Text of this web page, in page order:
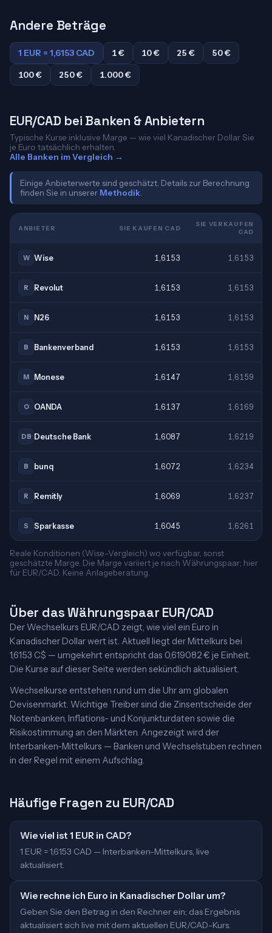
Andere Beträge
1 EUR = 1,6153 CAD 1 € 10 € 25 €
50 €
100 €
250 € 1.000 €
EUR/CAD bei Banken & Anbietern
Typische Kurse inklusive Marge — wie viel Kanadischer Dollar Sie
je Euro tatsächlich erhalten.
Alle Banken im Vergleich →
Einige Anbieterwerte sind geschätzt. Details zur Berechnung
finden Sie in unserer Methodik
ANBIETER SIE KAUFEN CAD
SIE VERKAUFEN
CAD
W Wise 1,6153 1,6153
R Revolut 1,6153 1,6153
N N26 1,6153 1,6153
B Bankenverband 1,6153 1,6153
M Monese 1,6147 1,6159
O OANDA 1,6137 1,6169
DB Deutsche Bank 1,6087 1,6219
B bunq 1,6072 1,6234
R Remitly 1,6069 1,6237
S Sparkasse 1,6045 1,6261
Reale Konditionen (Wise-Vergleich) wo verfügbar, sonst
geschätzte Marge. Die Marge variiert je nach Währungspaar; hier
für EUR/CAD. Keine Anlageberatung.
Über das Währungspaar EUR/CAD
Der Wechselkurs EUR/CAD zeigt, wie viel ein Euro in
Kanadischer Dollar wert ist. Aktuell liegt der Mittelkurs bei
1,6153 C$ — umgekehrt entspricht das 0,619082 € je Einheit.
Die Kurse auf dieser Seite werden sekündlich aktualisiert.
Wechselkurse entstehen rund um die Uhr am globalen
Devisenmarkt. Wichtige Treiber sind die Zinsentscheide der
Notenbanken, Inflations- und Konjunkturdaten sowie die
Risikostimmung an den Märkten. Angezeigt wird der
Interbanken-Mittelkurs — Banken und Wechselstuben rechnen
in der Regel mit einem Aufschlag.
Häufige Fragen zu EUR/CAD
Wie viel ist 1 EUR in CAD?
1 EUR = 1,6153 CAD — Interbanken-Mittelkurs, live
aktualisiert.
Wie rechne ich Euro in Kanadischer Dollar um?
Geben Sie den Betrag in den Rechner ein; das Ergebnis
aktualisiert sich live mit dem aktuellen EUR/CAD-Kurs.